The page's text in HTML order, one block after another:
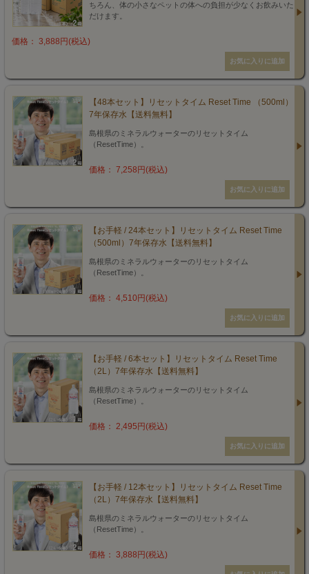
ちろん、体の小さなペットの体への負担が少なくお飲みいた
だけます。
価格： 3,888円(税込)
【48本セット】リセットタイム Reset Time （500ml）
7年保存水【送料無料】
島根県のミネラルウォーターのリセットタイム
（ResetTime）。
価格： 7,258円(税込)
【お手軽 / 24本セット】リセットタイム Reset Time
（500ml）7年保存水【送料無料】
島根県のミネラルウォーターのリセットタイム
（ResetTime）。
価格： 4,510円(税込)
【お手軽 / 6本セット】リセットタイム Reset Time
（2L）7年保存水【送料無料】
島根県のミネラルウォーターのリセットタイム
（ResetTime）。
価格： 2,495円(税込)
【お手軽 / 12本セット】リセットタイム Reset Time
（2L）7年保存水【送料無料】
島根県のミネラルウォーターのリセットタイム
（ResetTime）。
価格： 3,888円(税込)